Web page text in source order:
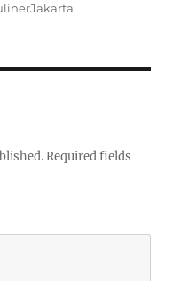
Required fields